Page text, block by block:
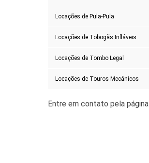
Locações de Pula-Pula
Locações de Tobogãs Infláveis
Locações de Tombo Legal
Locações de Touros Mecânicos